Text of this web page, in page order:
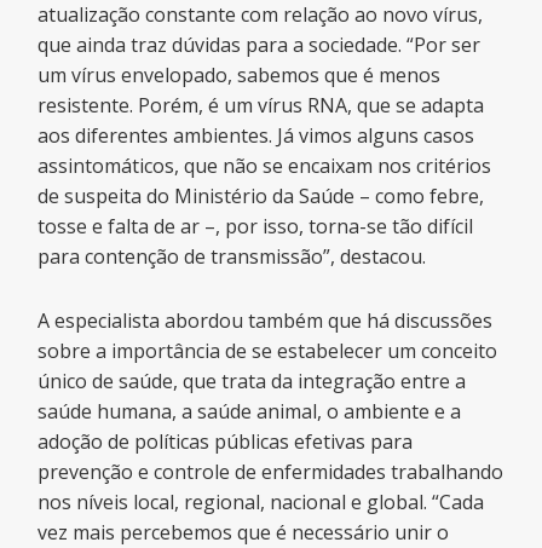
atualização constante com relação ao novo vírus,
que ainda traz dúvidas para a sociedade. “Por ser
um vírus envelopado, sabemos que é menos
resistente. Porém, é um vírus RNA, que se adapta
aos diferentes ambientes. Já vimos alguns casos
assintomáticos, que não se encaixam nos critérios
de suspeita do Ministério da Saúde – como febre,
tosse e falta de ar –, por isso, torna-se tão difícil
para contenção de transmissão”, destacou.
A especialista abordou também que há discussões
sobre a importância de se estabelecer um conceito
único de saúde, que trata da integração entre a
saúde humana, a saúde animal, o ambiente e a
adoção de políticas públicas efetivas para
prevenção e controle de enfermidades trabalhando
nos níveis local, regional, nacional e global. “Cada
vez mais percebemos que é necessário unir o